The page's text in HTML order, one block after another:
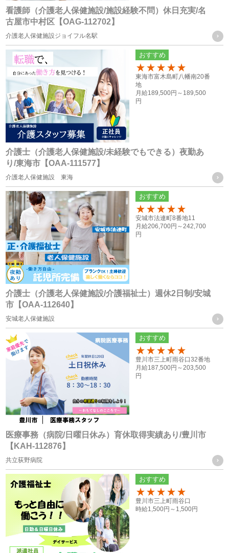
共同利用する個人情報の項目及び利用目的
従業員員や登録スタッフの方の個人情報
・人事労務管理に関わる諸手続き（年金、労働保険等）を行
う際に、当社グループ各社の人事担当者がその目的の限りに
おいて使用するため
・ご家族等の氏名、住所、電話番号は、法令に基づく各種手
続きの他、本人に万一のことがあった際の緊急連絡先として
の使用の為
・当社グループ各社間における人員配置を検討する際の資料
とするため
応募者の方の個人情報
・採用活動における各種の告知や連絡（電話、メール、郵
送、ファックス送信等）のため
・採用応募者への当社グループ各社の事業やその職務等に関
する各種情報を提供するため
・採用応募者の管理及び本人確認を行うため
お取引様に関する個人情報
・当社グループ会社におけるサービスの提供、ご連絡、各種
打ち合わせのため
・各種お問合せ及びご要望事項への対応の為
共同利用する個人情報の取得方法
従業員や登録スタッフの方の個人情報
・入社時又は登録時にお預かりした履歴書や入社手続きに必
要なその他の書類、お問い合わせフォーム、メール、口頭
（電話等）、その他書面による取得
応募者の方への個人情報
・採用応募時に取得した履歴書、お問い合せフォーム、エン
トリーフォーム、口頭（電話等）による取得
・就職斡旋サイトや人材紹介会社からの通知による取得
お取引様の個人情報
・お問い合せフォーム、求人依頼フォーム、口頭（電話等）
またはFAXによる取得
個人情報の管理について責任を有する者の名称
看護師（介護老人保健施設/施設経験不問）休日充実/名
古屋市中村区【OAG-112702】
介護老人保健施設ジョイフル名駅
介護士（介護老人保健施設/未経験でもできる）夜勤あ
り/東海市【OAA-111577】
介護老人保健施設 東海
おすすめ
100
東海市富木島町八幡南20番
地
月給189,500円～ 189,500
円
介護士（介護老人保健施設/介護福祉士）週休2日制/安城
市【OAA-112640】
安城老人保健施設
おすすめ
100
安城市法連町8番地11
月給206,700円～242,700
円
医療事務（病院/日曜日休み）育休取得実績あり/豊川市
【KAH-112876】
共立荻野病院
おすすめ
100
豊川市三上町雨谷口32番地
月給187,500円～203,500
円
おすすめ
100
豊川市三上町雨谷口
時給1,500円～ 1,500円